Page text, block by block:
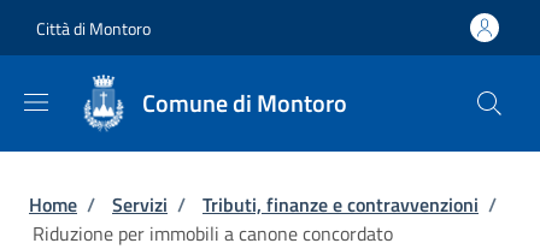
Città di Montoro
Comune di Montoro
Briciole di pane
Home / Servizi / Tributi, finanze e contravvenzioni /
Riduzione per immobili a canone concordato